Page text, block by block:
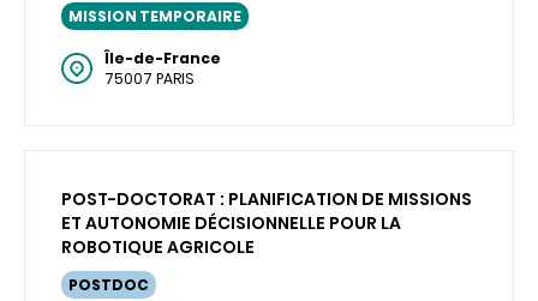
MISSION TEMPORAIRE
Île-de-France
75007 PARIS
POST-DOCTORAT : PLANIFICATION DE MISSIONS
ET AUTONOMIE DÉCISIONNELLE POUR LA
ROBOTIQUE AGRICOLE
POSTDOC